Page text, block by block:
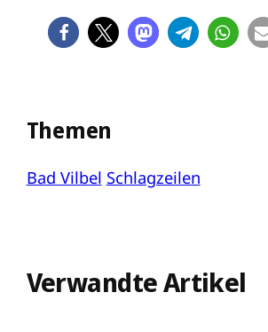
Themen
Bad Vilbel Schlagzeilen
Verwandte Artikel